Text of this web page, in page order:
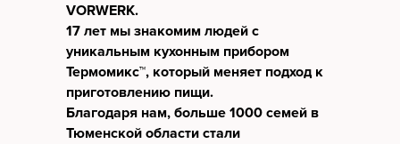
VORWERK.
17 лет мы знакомим людей с
уникальным кухонным прибором
Термомикс™, который меняет подход к
приготовлению пищи.
Благодаря нам, больше 1000 семей в
Тюменской области стали